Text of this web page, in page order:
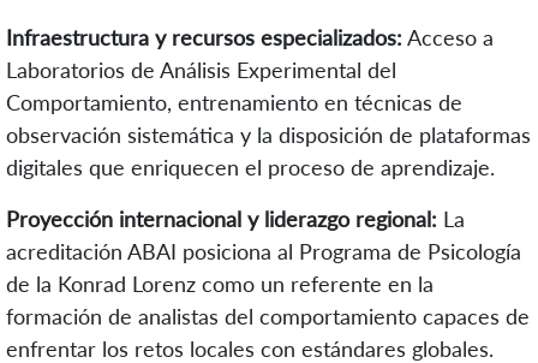
Infraestructura y recursos especializados: Acceso a
Laboratorios de Análisis Experimental del
Comportamiento, entrenamiento en técnicas de
observación sistemática y la disposición de plataformas
digitales que enriquecen el proceso de aprendizaje.
Proyección internacional y liderazgo regional: La
acreditación ABAI posiciona al Programa de Psicología
de la Konrad Lorenz como un referente en la
formación de analistas del comportamiento capaces de
enfrentar los retos locales con estándares globales.